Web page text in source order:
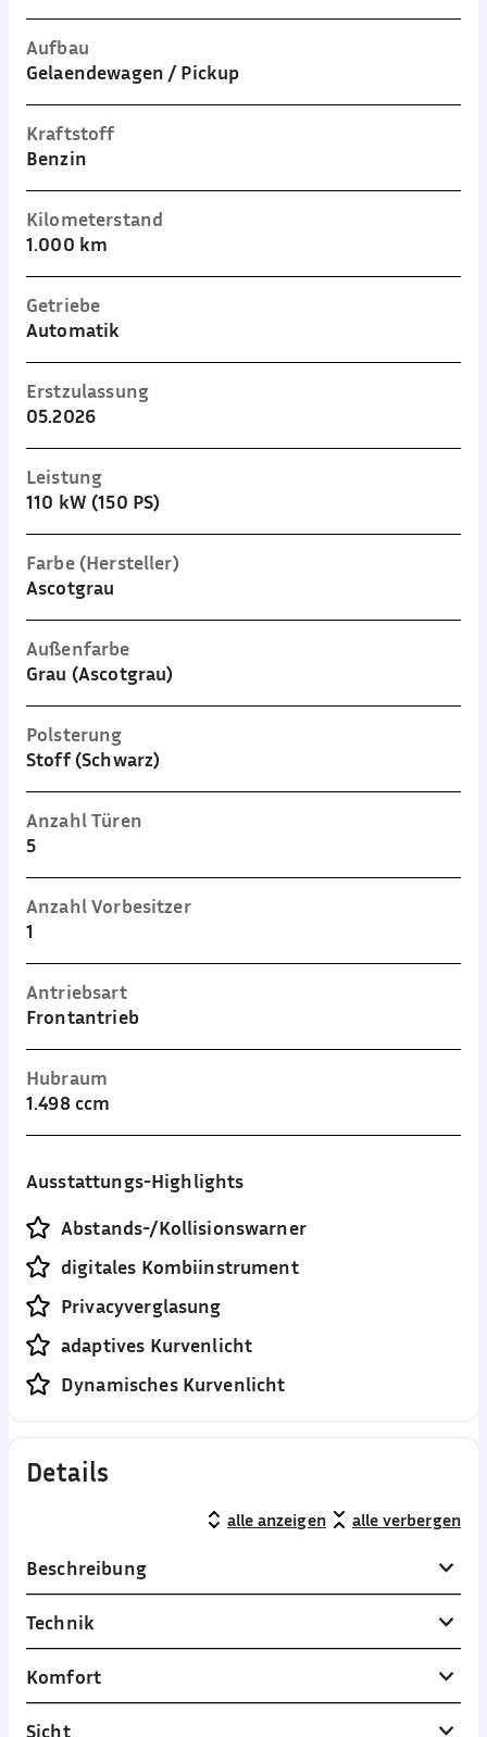
Aufbau
Gelaendewagen / Pickup
Kraftstoff
Benzin
Kilometerstand
1.000 km
Getriebe
Automatik
Erstzulassung
05.2026
Leistung
110 kW (150 PS)
Farbe (Hersteller)
Ascotgrau
Außenfarbe
Grau (Ascotgrau)
Polsterung
Stoff (Schwarz)
Anzahl Türen
5
Anzahl Vorbesitzer
1
Antriebsart
Frontantrieb
Hubraum
1.498 ccm
Ausstattungs-Highlights
Abstands-/Kollisionswarner
digitales Kombiinstrument
Privacyverglasung
adaptives Kurvenlicht
Dynamisches Kurvenlicht
Details
alle anzeigen alle verbergen
Beschreibung
Technik
Komfort
Sicht